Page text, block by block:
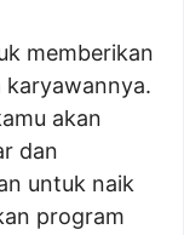
memberikan
karyawannya.
akan
dan
untuk naik
program